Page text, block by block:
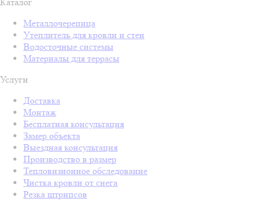
Металлочерепица
Утеплитель для кровли и стен
Водосточные системы
Материалы для террасы
Услуги
Доставка
Монтаж
Бесплатная консультация
Замер объекта
Выездная консультация
Производство в размер
Тепловизионное обследование
Чистка кровли от снега
Резка штрипсов